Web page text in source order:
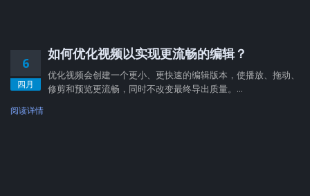
6
四月
如何优化视频以实现更流畅的编辑？
优化视频会创建一个更小、更快速的编辑版本，使播放、拖动、
修剪和预览更流畅，同时不改变最终导出质量。...
阅读详情